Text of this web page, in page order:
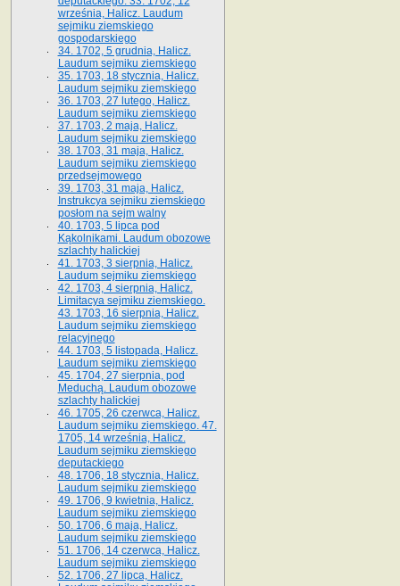
września, Halicz. Laudum
sejmiku ziemskiego
gospodarskiego
34. 1702, 5 grudnia, Halicz.
Laudum sejmiku ziemskiego
35. 1703, 18 stycznia, Halicz.
Laudum sejmiku ziemskiego
36. 1703, 27 lutego, Halicz.
Laudum sejmiku ziemskiego
37. 1703, 2 maja, Halicz.
Laudum sejmiku ziemskiego
38. 1703, 31 maja, Halicz.
Laudum sejmiku ziemskiego
przedsejmowego
39. 1703, 31 maja, Halicz.
Instrukcya sejmiku ziemskiego
posłom na sejm walny
40. 1703, 5 lipca pod
Kąkolnikami. Laudum obozowe
szlachty halickiej
41­. 1703, 3 sierpnia, Halicz.
Laudum sejmiku ziemskiego
42. 1703, 4 sierpnia, Halicz.
Limitacya sejmiku ziemskiego.
43. 1703, 16 sierpnia, Halicz.
Laudum sejmiku ziemskiego
relacyjnego
44. 1703, 5 listopada, Halicz.
Laudum sejmiku ziemskiego
45. 1704, 27 sierpnia, pod
Meduchą. Laudum obozowe
szlachty halickiej
46. 1705, 26 czerwca, Halicz.
Laudum sejmiku ziemskiego. 47.
1705, 14 września, Halicz.
Laudum sejmiku ziemskiego
deputackiego
48. 1706, 18 stycznia, Halicz.
Laudum sejmiku ziemskiego
49. 1706, 9 kwietnia, Halicz.
Laudum sejmiku ziemskiego
50. 1706, 6 maja, Halicz.
Laudum sejmiku ziemskiego
51. 1706, 14 czerwca, Halicz.
Laudum sejmiku ziemskiego
52. 1706, 27 lipca, Halicz.